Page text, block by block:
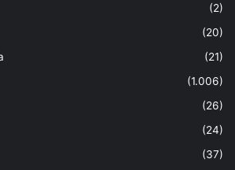
(2)
(20)
(21)
(1.006)
(26)
(24)
(37)